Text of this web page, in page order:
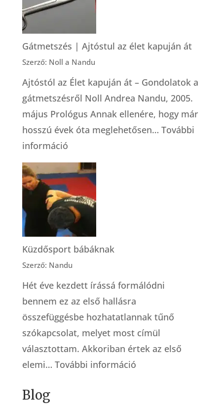
Gátmetszés | Ajtóstul az élet kapuján át
Szerző: Noll a Nandu
Ajtóstól az Élet kapuján át – Gondolatok a
gátmetszésről Noll Andrea Nandu, 2005.
május Prológus Annak ellenére, hogy már
hosszú évek óta meglehetősen… További
információ:
Gátmetszés
|
Ajtóstul
az
élet
kapuján
át
Küzdősport bábáknak
Szerző: Nandu
Hét éve kezdett írássá formálódni
bennem ez az első hallásra
összefüggésbe hozhatatlannak tűnő
szókapcsolat, melyet most címül
választottam. Akkoriban értek az első
elemi… További információ:
Blog